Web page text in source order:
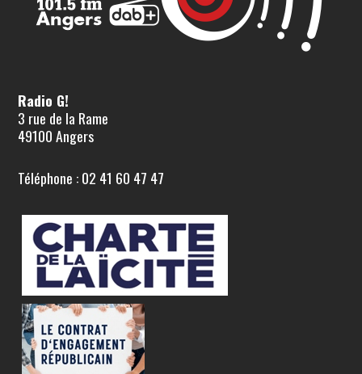
Radio G!
3 rue de la Rame
49100 Angers
Téléphone : 02 41 60 47 47